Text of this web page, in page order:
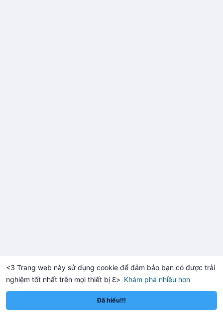
<3 Trang web này sử dụng cookie để đảm bảo bạn có được trải
nghiệm tốt nhất trên mọi thiết bị ℇ> Khám phá nhiều hơn
Đã hiểu!!!
+0.06% Solana SOL $76.15 +2.86%